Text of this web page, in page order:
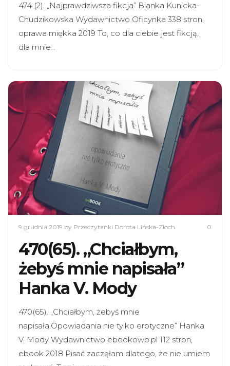
474 (2). „Najprawdziwsza fikcja” Bianka Kunicka-
Chudzikowska Wydawnictwo Oficynka 338 stron,
oprawa miękka 2019 To, co dla ciebie jest fikcją,
dla mnie…
9 grudnia 2019 by Przeczytanki Dorota Lińska-Złoch 0
470(65). „Chciałbym,
żebyś mnie napisała”
Hanka V. Mody
470(65). „Chciałbym, żebyś mnie
napisała.Opowiadania nie tylko erotyczne” Hanka
V. Mody Wydawnictwo ebookowo.pl 112 stron,
ebook 2018 Pisać zaczęłam dlatego, że nie umiem